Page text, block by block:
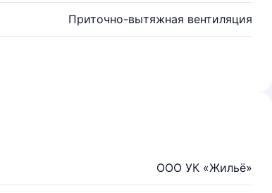
Приточно-вытяжная вентиляция
ООО УК «Жильё»